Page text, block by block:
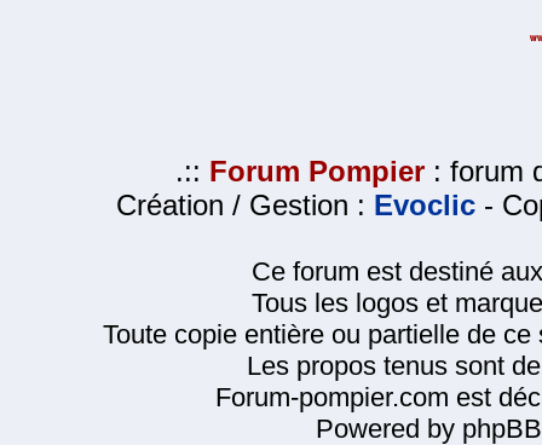
.:: Forum Pompier : forum
Création / Gestion : Evoclic -
Ce forum est destiné
Tous les logos et
Toute copie entière ou partielle de
Les propos tenus sont
Forum-pompier.com est
Powered by